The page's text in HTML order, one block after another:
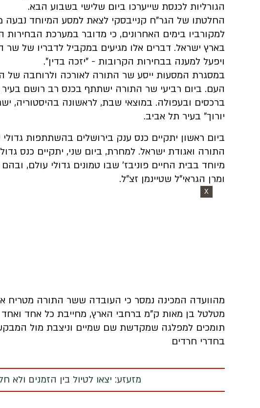
הגורליות לכנסת שייערכו ביום שלישי בשבוע הבא.
החלטתו של הגר"ח קנייבסקי לצאת למסע המיוחד
למקורביו בימים האחרונים, כי מדובר במערכת הבחירות
בארץ ישראל. דברים אלו מגיעים במקביל לדבריו של
ויפעל למענה בבחירות הקרובות - "יזכה בדין".
במסגרת המסעות ייסע שר התורה לאורכה ולרוחבה של
העם. ביום רביעי שר התורה ישתתף בכנס רב רושם
ברכסים ובעפולה. במוצאי שבת, לראשונה בהיסטוריה,
יורוך" בעיר תל אביב.
ביום ראשון יתקיים כנס ענק בירושלים בהשתתפות
התורה ואגודת ישראל. למחרת, ביום שני, יתקיים כנס
מיוחד בבית החיים פוניבז' שבו טמונים גדולי עולם,
ומרן הגראי"ל שטיינמן זצ"ל.
X
מהוועדה המכינה נמסר כי העובדה ששר התורה מטריח
מטלטל בן מאות ק"מ ברחבי הארץ, מחייבת כל אחד ואחד
תומכים למפלגה שמקדשת שם שמיים וניצבת מול
בחדרי חרדים
מזעזע: יצאו לטיול בין הזמנים ולא